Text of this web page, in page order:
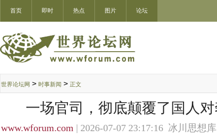
首页 即时 热点 图片 论坛
世界论坛网 > 时事新闻 > 正文
一场官司，彻底颠覆了国人
www.wforum.com | 2026-07-07 23:17:16 冰川思想